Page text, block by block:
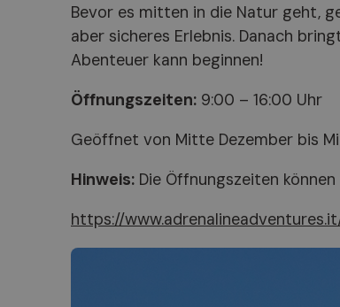
Bevor es mitten in die Natur geht,
aber sicheres Erlebnis. Danach
Abenteuer kann beginnen!
Öffnungszeiten: 9:00 – 16:00 Uhr
Geöffnet von Mitte Dezember bis
Hinweis: Die Öffnungszeiten
https://